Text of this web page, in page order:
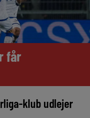
får
klub udlejer